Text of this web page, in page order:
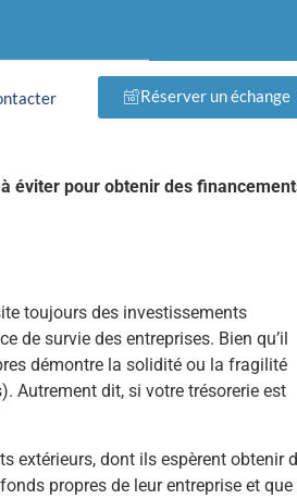
Réserver un échange
éviter pour obtenir des
toujours des investissements
de survie des entreprises. Bien qu’il
démontre la solidité ou la fragilité
Autrement dit, si votre trésorerie est
extérieurs, dont ils espèrent obtenir
propres de leur entreprise et que